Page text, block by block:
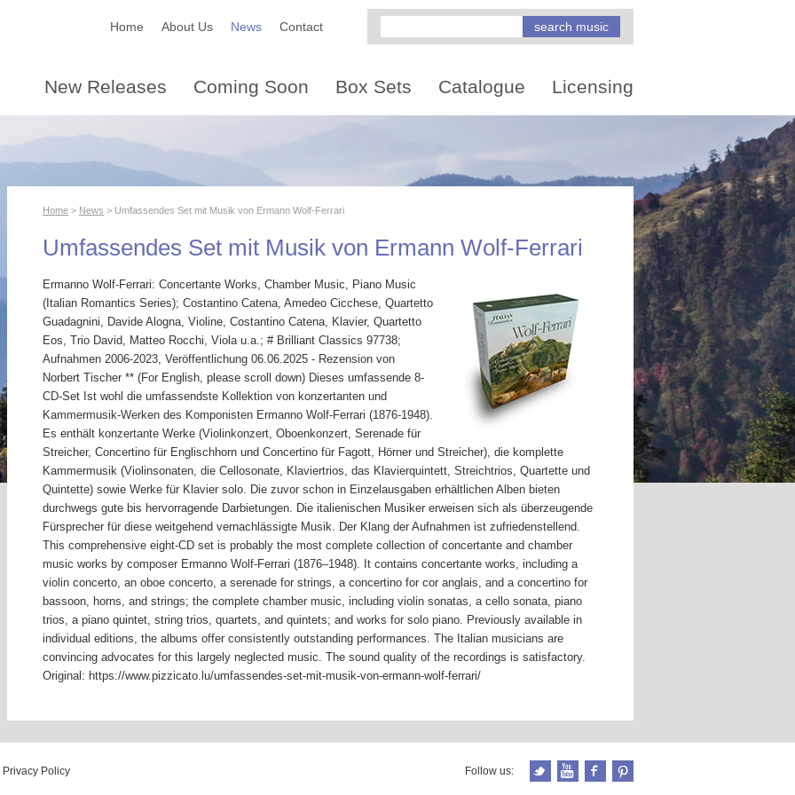
Home About Us News Contact
New Releases Coming Soon Box Sets Catalogue Licensing
Home > News > Umfassendes Set mit Musik von Ermann Wolf-Ferrari
Umfassendes Set mit Musik von Ermann Wolf-Ferrari
Ermanno Wolf-Ferrari: Concertante Works, Chamber Music, Piano Music
(Italian Romantics Series); Costantino Catena, Amedeo Cicchese, Quartetto
Guadagnini, Davide Alogna, Violine, Costantino Catena, Klavier, Quartetto
Eos, Trio David, Matteo Rocchi, Viola u.a.; # Brilliant Classics 97738;
Aufnahmen 2006-2023, Veröffentlichung 06.06.2025 - Rezension von
Norbert Tischer ** (For English, please scroll down) Dieses umfassende 8-
CD-Set Ist wohl die umfassendste Kollektion von konzertanten und
Kammermusik-Werken des Komponisten Ermanno Wolf-Ferrari (1876-1948).
Es enthält konzertante Werke (Violinkonzert, Oboenkonzert, Serenade für
Streicher, Concertino für Englischhorn und Concertino für Fagott, Hörner und Streicher), die komplette
Kammermusik (Violinsonaten, die Cellosonate, Klaviertrios, das Klavierquintett, Streichtrios, Quartette und
Quintette) sowie Werke für Klavier solo. Die zuvor schon in Einzelausgaben erhältlichen Alben bieten
durchwegs gute bis hervorragende Darbietungen. Die italienischen Musiker erweisen sich als überzeugende
Fürsprecher für diese weitgehend vernachlässigte Musik. Der Klang der Aufnahmen ist zufriedenstellend.
This comprehensive eight-CD set is probably the most complete collection of concertante and chamber
music works by composer Ermanno Wolf-Ferrari (1876–1948). It contains concertante works, including a
violin concerto, an oboe concerto, a serenade for strings, a concertino for cor anglais, and a concertino for
bassoon, horns, and strings; the complete chamber music, including violin sonatas, a cello sonata, piano
trios, a piano quintet, string trios, quartets, and quintets; and works for solo piano. Previously available in
individual editions, the albums offer consistently outstanding performances. The Italian musicians are
convincing advocates for this largely neglected music. The sound quality of the recordings is satisfactory.
Original: https://www.pizzicato.lu/umfassendes-set-mit-musik-von-ermann-wolf-ferrari/
Privacy Policy Follow us: